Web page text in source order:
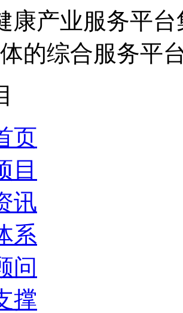
康产业服务平
的综合服务平
页
目
讯
系
问
撑